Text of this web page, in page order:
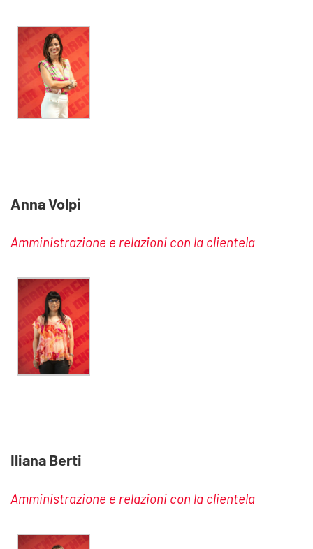
Anna Volpi
Amministrazione e relazioni con la clientela
Iliana Berti
Amministrazione e relazioni con la clientela